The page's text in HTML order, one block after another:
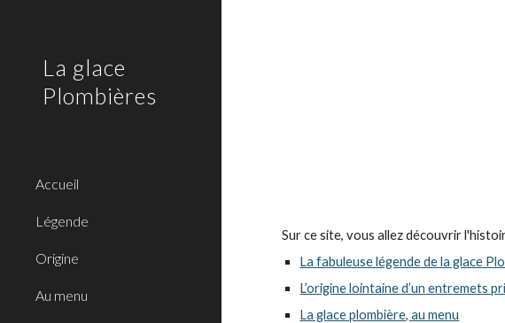
La glace
Plombières
Accueil
Légende
Origine
Au menu
Sur ce site, vous allez découvrir
La fabuleuse légende de la glace
L’origine lointaine d’un entremets
La glace plombière, au menu